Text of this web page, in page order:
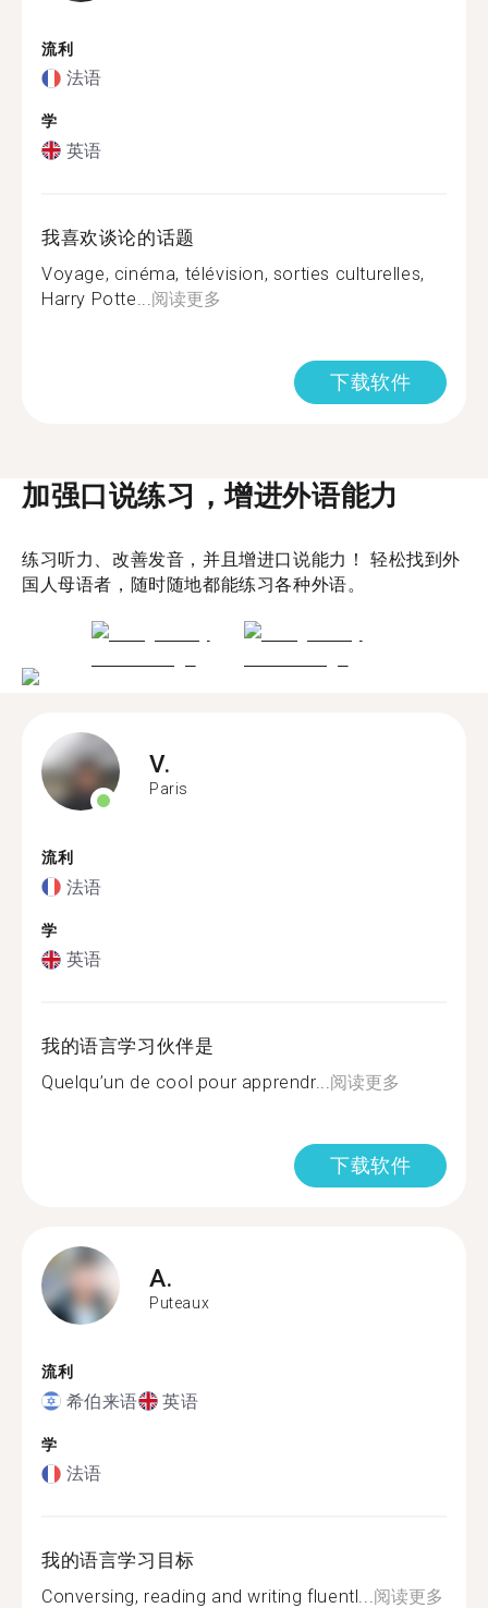
流利
法语
学
英语
我喜欢谈论的话题
Voyage, cinéma, télévision, sorties culturelles,
Harry Potte... 阅读更多
下载软件
加强口说练习，增进外语能力
练习听力、改善发音，并且增进口说能力！ 轻松找到外
国人母语者，随时随地都能练习各种外语。
V.
Paris
流利
法语
学
英语
我的语言学习伙伴是
Quelqu’un de cool pour apprendr...阅读更多
下载软件
A.
Puteaux
流利
希伯来语 英语
学
法语
我的语言学习目标
Conversing, reading and writing fluentl...阅读更多